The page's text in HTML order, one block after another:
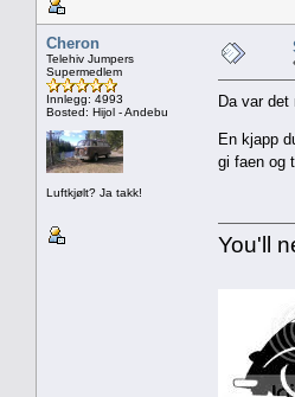
Cheron
Telehiv Jumpers
Supermedlem
Innlegg: 4993
Bosted: Hijol - Andebu
Luftkjølt? Ja takk!
Da var
En kjapp
gi faen og
You'll